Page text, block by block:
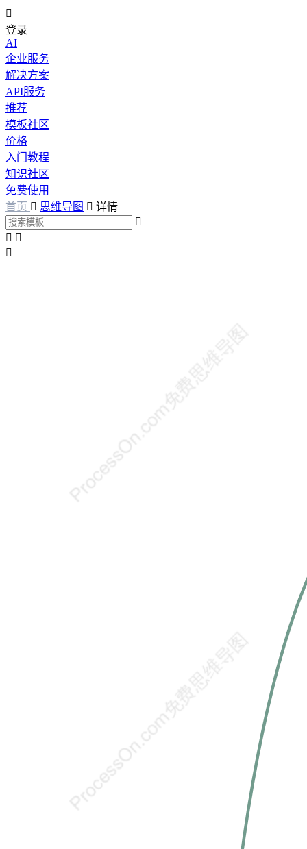

登录
AI
企业服务
解决方案
API服务
推荐
模板社区
价格
入门教程
知识社区
免费使用
首页  思维导图  详情

 
